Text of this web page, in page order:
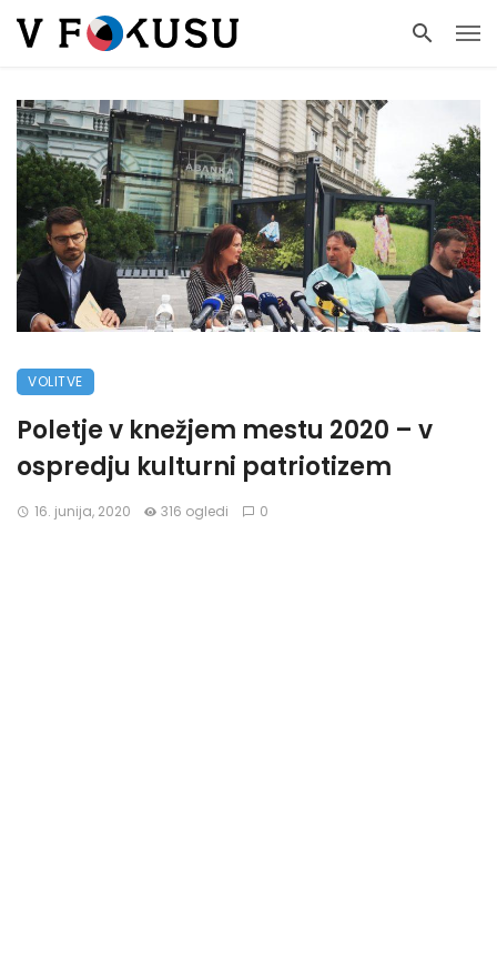
VOLITVE
Poletje v knežjem mestu 2020 – v
ospredju kulturni patriotizem
16. junija, 2020 316 ogledi 0